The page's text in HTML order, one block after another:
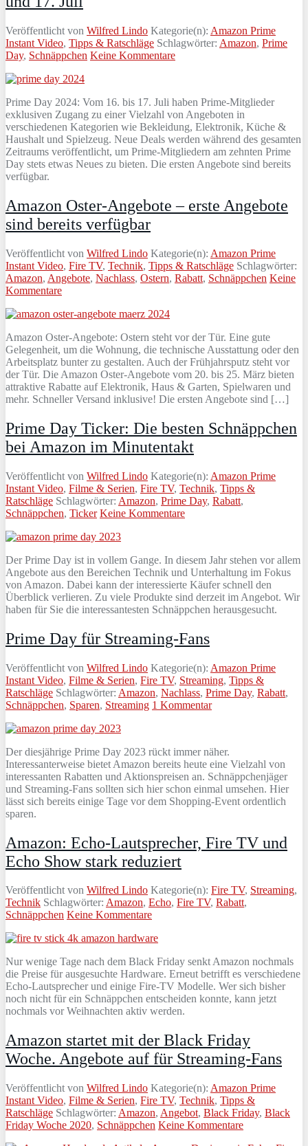
Veröffentlicht von Wilfred Lindo Kategorie(n): Amazon Prime
Instant Video, Tipps & Ratschläge Schlagwörter: Amazon, Prime
Day, Schnäppchen Keine Kommentare
Prime Day 2024: Vom 16. bis 17. Juli haben Prime-Mitglieder
exklusiven Zugang zu einer Vielzahl von Angeboten in
verschiedenen Kategorien wie Bekleidung, Elektronik, Küche &
Haushalt und Spielzeug. Neue Deals werden während des gesamten
Zeitraums veröffentlicht, um Prime-Mitgliedern am zehnten Prime
Day stets etwas Neues zu bieten. Die ersten Angebote sind bereits
verfügbar.
Amazon Oster-Angebote – erste Angebote
sind bereits verfügbar
Veröffentlicht von Wilfred Lindo Kategorie(n): Amazon Prime
Instant Video, Fire TV, Technik, Tipps & Ratschläge Schlagwörter:
Amazon, Angebote, Nachlass, Ostern, Rabatt, Schnäppchen Keine
Kommentare
Amazon Oster-Angebote: Ostern steht vor der Tür. Eine gute
Gelegenheit, um die Wohnung, die technische Ausstattung oder den
Arbeitsplatz bunter zu gestalten. Auch der Frühjahrsputz steht vor
der Tür. Die Amazon Oster-Angebote vom 20. bis 25. März bieten
attraktive Rabatte auf Elektronik, Haus & Garten, Spielwaren und
mehr. Schneller Versand inklusive! Die ersten Angebote sind […]
Prime Day Ticker: Die besten Schnäppchen
bei Amazon im Minutentakt
Veröffentlicht von Wilfred Lindo Kategorie(n): Amazon Prime
Instant Video, Filme & Serien, Fire TV, Technik, Tipps &
Ratschläge Schlagwörter: Amazon, Prime Day, Rabatt,
Schnäppchen, Ticker Keine Kommentare
Der Prime Day ist in vollem Gange. In diesem Jahr stehen vor allem
Angebote aus den Bereichen Technik und Unterhaltung im Fokus
von Amazon. Dabei kann der interessierte Käufer schnell den
Überblick verlieren. Zu viele Produkte sind derzeit im Angebot. Wir
haben für Sie die interessantesten Schnäppchen herausgesucht.
Prime Day für Streaming-Fans
Veröffentlicht von Wilfred Lindo Kategorie(n): Amazon Prime
Instant Video, Filme & Serien, Fire TV, Streaming, Tipps &
Ratschläge Schlagwörter: Amazon, Nachlass, Prime Day, Rabatt,
Schnäppchen, Sparen, Streaming 1 Kommentar
Der diesjährige Prime Day 2023 rückt immer näher.
Interessanterweise bietet Amazon bereits heute eine Vielzahl von
interessanten Rabatten und Aktionspreisen an. Schnäppchenjäger
und Streaming-Fans sollten sich hier schon einmal umsehen. Hier
lässt sich bereits einige Tage vor dem Shopping-Event ordentlich
sparen.
Amazon: Echo-Lautsprecher, Fire TV und
Echo Show stark reduziert
Veröffentlicht von Wilfred Lindo Kategorie(n): Fire TV, Streaming,
Technik Schlagwörter: Amazon, Echo, Fire TV, Rabatt,
Schnäppchen Keine Kommentare
Nur wenige Tage nach dem Black Friday senkt Amazon nochmals
die Preise für ausgesuchte Hardware. Erneut betrifft es verschiedene
Echo-Lautsprecher und einige Fire-TV Modelle. Wer sich bisher
noch nicht für ein Schnäppchen entscheiden konnte, kann jetzt
nochmals vor Weihnachten aktiv werden.
Amazon startet mit der Black Friday
Woche. Angebote auf für Streaming-Fans
Veröffentlicht von Wilfred Lindo Kategorie(n): Amazon Prime
Instant Video, Filme & Serien, Fire TV, Technik, Tipps &
Ratschläge Schlagwörter: Amazon, Angebot, Black Friday, Black
Friday Woche 2020, Schnäppchen Keine Kommentare